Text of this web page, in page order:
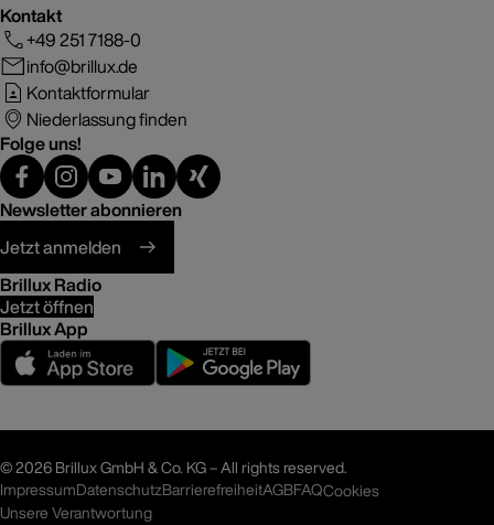
Kontakt
+49 251 7188-0
info@brillux.de
Kontaktformular
Niederlassung finden
Folge uns!
Newsletter abonnieren
Jetzt anmelden
Brillux Radio
Jetzt öffnen
Brillux App
©2026 Brillux GmbH & Co. KG – All rights reserved.
ImpressumDatenschutzBarrierefreiheitAGBFAQCookies
Unsere Verantwortung